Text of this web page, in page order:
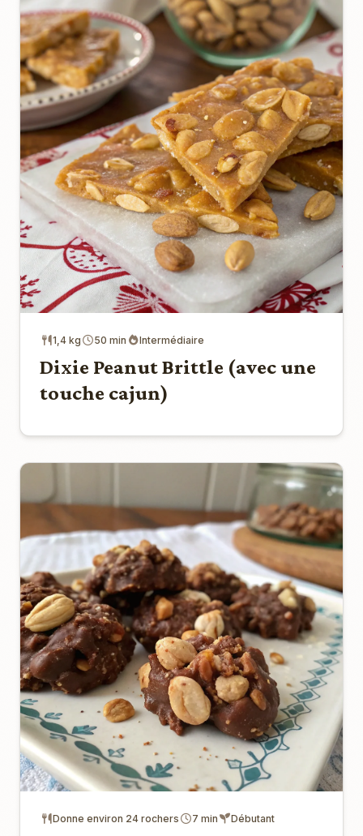
1,4 kg 50 min Intermédiaire
Dixie Peanut Brittle (avec une
touche cajun)
Donne environ 24 rochers 7 min Débutant